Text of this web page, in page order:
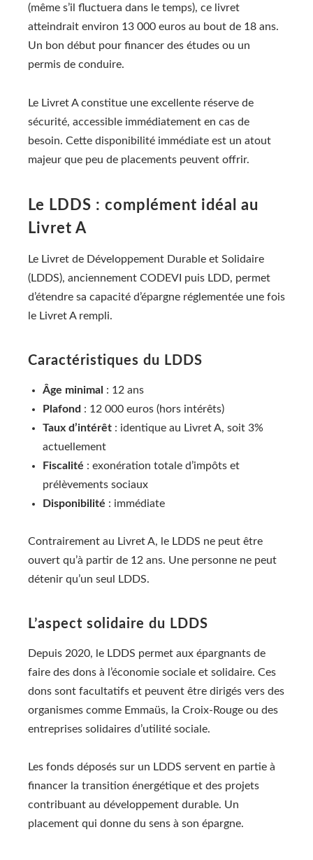
(même s’il fluctuera dans le temps), ce livret
atteindrait environ 13 000 euros au bout de 18 ans.
Un bon début pour financer des études ou un
permis de conduire.
Le Livret A constitue une excellente réserve de
sécurité, accessible immédiatement en cas de
besoin. Cette disponibilité immédiate est un atout
majeur que peu de placements peuvent offrir.
Le LDDS : complément idéal au
Livret A
Le Livret de Développement Durable et Solidaire
(LDDS), anciennement CODEVI puis LDD, permet
d’étendre sa capacité d’épargne réglementée une fois
le Livret A rempli.
Caractéristiques du LDDS
Âge minimal : 12 ans
Plafond : 12 000 euros (hors intérêts)
Taux d’intérêt : identique au Livret A, soit 3%
actuellement
Fiscalité : exonération totale d’impôts et
prélèvements sociaux
Disponibilité : immédiate
Contrairement au Livret A, le LDDS ne peut être
ouvert qu’à partir de 12 ans. Une personne ne peut
détenir qu’un seul LDDS.
L’aspect solidaire du LDDS
Depuis 2020, le LDDS permet aux épargnants de
faire des dons à l’économie sociale et solidaire. Ces
dons sont facultatifs et peuvent être dirigés vers des
organismes comme Emmaüs, la Croix-Rouge ou des
entreprises solidaires d’utilité sociale.
Les fonds déposés sur un LDDS servent en partie à
financer la transition énergétique et des projets
contribuant au développement durable. Un
placement qui donne du sens à son épargne.